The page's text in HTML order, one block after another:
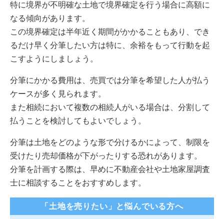
特に境界が不明確な土地で境界確定を行う場合に高額に
なる傾向があります。
この境界確定は半年近く期間がかかることもあり、でき
るだけ早く分筆したい方は特に、余裕をもって行動を起
こすようにしましょう。
分筆にかかる費用は、売買では分筆を希望した人が払う
ケースが多く見られます。
また相続において複数の相続人がいる場合は、分割して
払うことを検討してもよいでしょう。
分筆は土地をどのような形で分けるかによって、制限を
受けたり売却価格が下がったりする恐れがあります。
分筆を計画する際は、早めに不動産会社や土地家屋調査
士に相談することをおすすめします。
「土地を売りたい」と悩んでいる方へ